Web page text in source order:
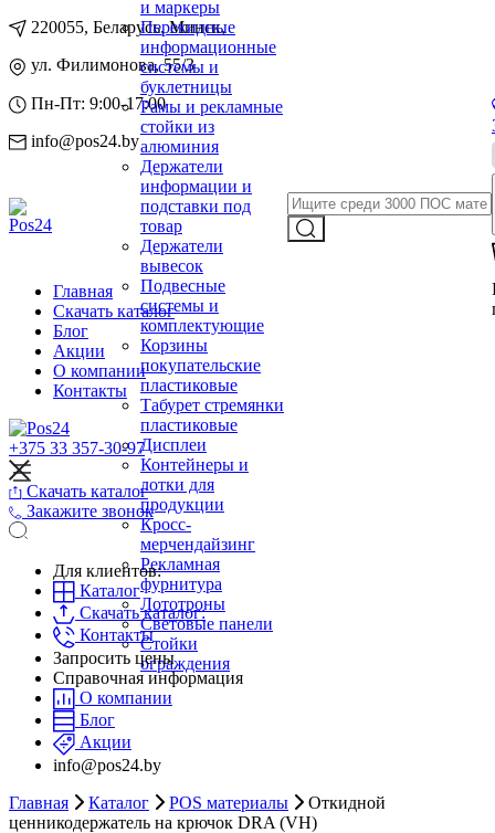
220055, Беларусь, Минск,
ул. Филимонова, 55/3
Пн-Пт: 9:00-17:00
info@pos24.by
и маркеры
Перекидные
информационные
системы и
буклетницы
Рамы и рекламные
стойки из
алюминия
Держатели
информации и
подставки под
товар
Держатели
вывесок
Подвесные
системы и
комплектующие
Корзины
покупательские
пластиковые
Табурет стремянки
пластиковые
Дисплеи
Контейнеры и
лотки для
продукции
Кросс-
мерчендайзинг
Рекламная
фурнитура
Лототроны
Световые панели
Стойки
ограждения
Главная
Скачать каталог
Блог
Акции
О компании
Контакты
+375 33 357-30-97
Скачать каталог
Закажите звонок
Для клиентов:
Каталог
Скачать каталог:
Контакты
Запросить цены
Справочная информация
О компании
Блог
Акции
info@pos24.by
Главная
Каталог POS материалы
Откидной
ценникодержатель на крючок DRA (VH)